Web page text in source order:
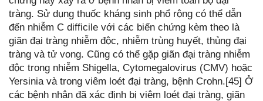
tràng. Sử dụng thuốc kháng sinh phổ rộng có thể dẫn
đến nhiễm C difficile với các biến chứng kèm theo là
giãn đại tràng nhiễm độc, nhiễm trùng huyết, thủng đại
tràng và tử vong. Cũng có thể gặp giãn đại tràng nhiễm
độc trong nhiễm Shigella, Cytomegalovirus (CMV) hoặc
Yersinia và trong viêm loét đại tràng, bệnh Crohn.[45] Ở
các bệnh nhân đã xác định bị viêm loét đại tràng, giãn